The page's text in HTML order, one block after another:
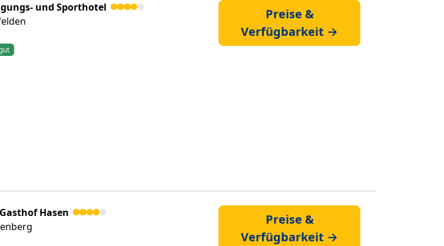
und Sporthotel
Preise &
Verfügbarkeit →
Hasen
Preise &
Verfügbarkeit →